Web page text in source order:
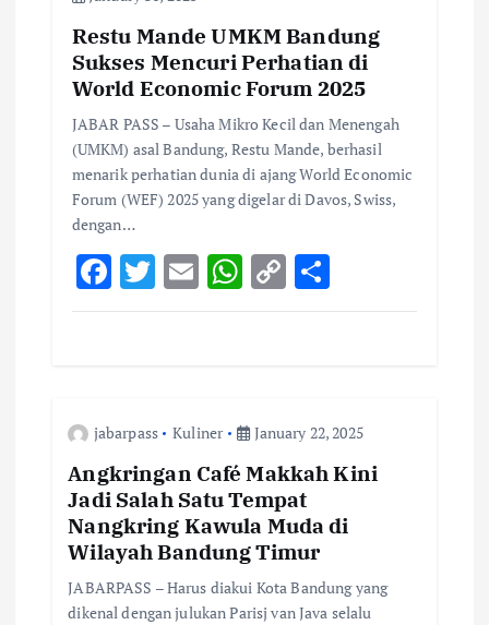
Restu Mande UMKM Bandung
Sukses Mencuri Perhatian di
World Economic Forum 2025
JABAR PASS – Usaha Mikro Kecil dan Menengah
(UMKM) asal Bandung, Restu Mande, berhasil
menarik perhatian dunia di ajang World Economic
Forum (WEF) 2025 yang digelar di Davos, Swiss,
dengan…
F
ac
o
k
T
w
E
m
W
h
p
p
C
o
n
k
S
h
jabarpass Kuliner January 22, 2025
Angkringan Café Makkah Kini
Jadi Salah Satu Tempat
Nangkring Kawula Muda di
Wilayah Bandung Timur
JABARPASS – Harus diakui Kota Bandung yang
dikenal dengan julukan Parisj van Java selalu